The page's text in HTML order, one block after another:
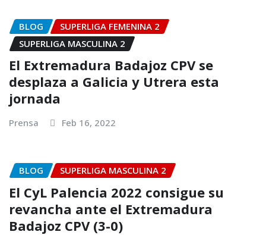
BLOG
SUPERLIGA FEMENINA 2
SUPERLIGA MASCULINA 2
El Extremadura Badajoz CPV se
desplaza a Galicia y Utrera esta
jornada
Prensa Feb 16, 2022
BLOG SUPERLIGA MASCULINA 2
El CyL Palencia 2022 consigue su
revancha ante el Extremadura
Badajoz CPV (3-0)